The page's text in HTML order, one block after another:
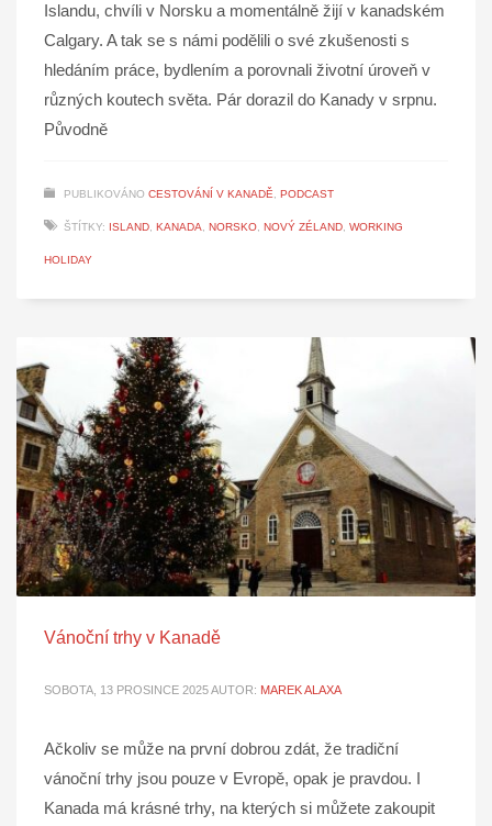
Islandu, chvíli v Norsku a momentálně žijí v kanadském
Calgary. A tak se s námi podělili o své zkušenosti s
hledáním práce, bydlením a porovnali životní úroveň v
různých koutech světa. Pár dorazil do Kanady v srpnu.
Původně
PUBLIKOVÁNO CESTOVÁNÍ V KANADĚ, PODCAST
ŠTÍTKY: ISLAND, KANADA, NORSKO, NOVÝ ZÉLAND, WORKING
HOLIDAY
Vánoční trhy v Kanadě
SOBOTA, 13 PROSINCE 2025AUTOR: MAREK ALAXA
Ačkoliv se může na první dobrou zdát, že tradiční
vánoční trhy jsou pouze v Evropě, opak je pravdou. I
Kanada má krásné trhy, na kterých si můžete zakoupit